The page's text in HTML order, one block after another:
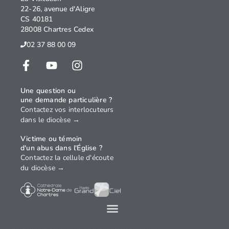
22-26, avenue d'Aligre
CS 40181
28008 Chartres Cedex
02 37 88 00 09
Une question ou
une demande particulière ?
Contactez vos interlocuteurs
dans le diocèse →
Victime ou témoin
d'un abus dans l'Église ?
Contactez la cellule d'écoute
du diocèse →